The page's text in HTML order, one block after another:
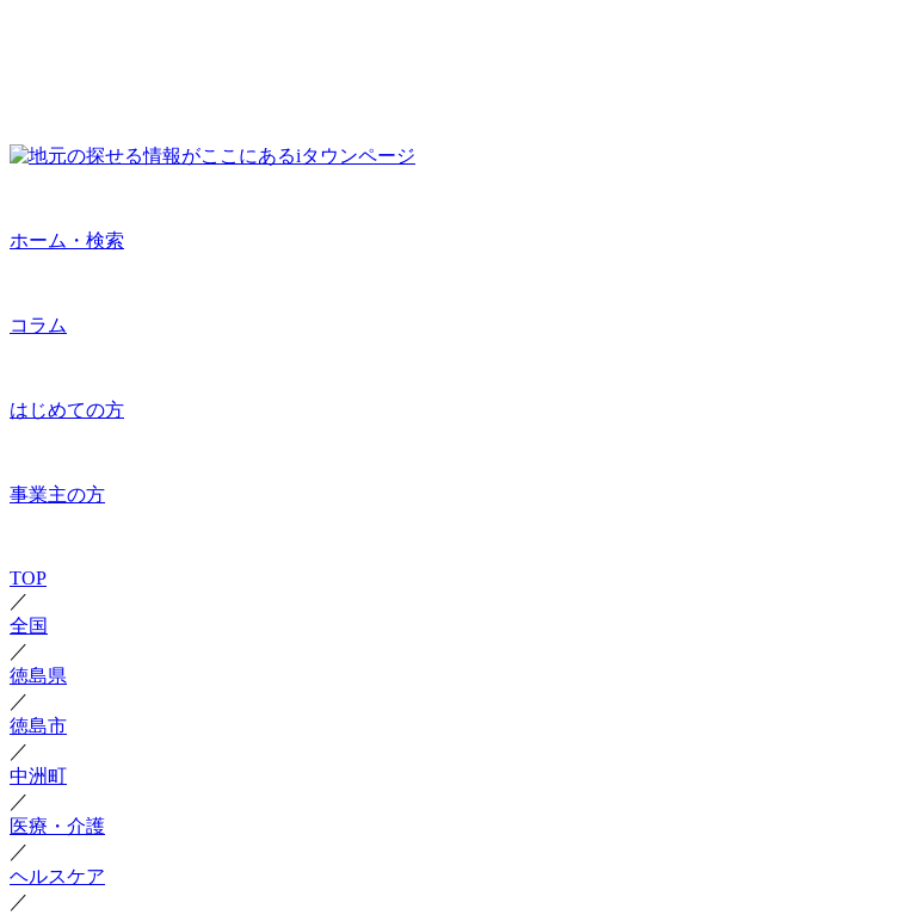
ホーム・検索
コラム
はじめての方
事業主の方
TOP
／
全国
／
徳島県
／
徳島市
／
中洲町
／
医療・介護
／
ヘルスケア
／